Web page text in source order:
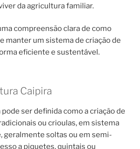
da agricultura familiar.
compreensão clara de como
manter um sistema de criação de
eficiente e sustentável.
Caipira
ser definida como a criação de
ou crioulas, em sistema
geralmente soltas ou em semi-
a piquetes, quintais ou